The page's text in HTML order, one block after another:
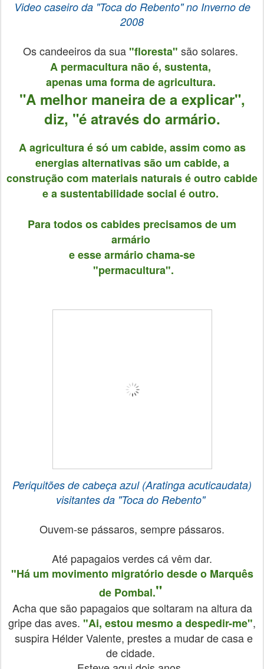
Video caseiro da "Toca do Rebento" no Inverno de
2008
Os candeeiros da sua"floresta" são solares.
A permacultura não é, sustenta,
apenas uma forma de agricultura.
"A melhor maneira de a explicar",
diz, "é através do armário.
A agricultura é só um cabide, assim como as
energias alternativas são um cabide, a
construção com materiais naturais é outro cabide
e a sustentabilidade social é outro.
Para todos os cabides precisamos de um
armário
e esse armário chama-se
"permacultura".
Periquitões de cabeça azul (Aratinga acuticaudata)
visitantes da "Toca do Rebento"
Ouvem-se pássaros, sempre pássaros.
Até papagaios verdes cá vêm dar.
"Há um movimento migratório desde o Marquês
de Pombal."
Acha que são papagaios que soltaram na altura da
gripe das aves. "Ai, estou mesmo a despedir-me",
suspira Hélder Valente, prestes a mudar de casa e
de cidade.